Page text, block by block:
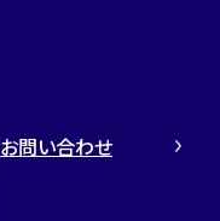
お問い合わせ